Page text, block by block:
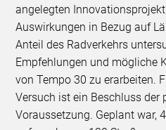
angelegten
Auswirkungen in Bezug auf
Anteil des Radverkehrs
Empfehlungen und mögliche
von Tempo 30 zu erarbeiten.
Versuch ist ein Beschluss der
Voraussetzung. Geplant war,